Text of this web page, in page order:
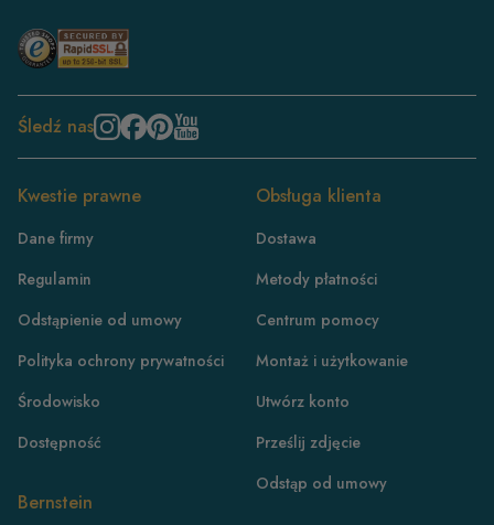
Śledź nas
Kwestie prawne
Dane firmy
Regulamin
Odstąpienie od umowy
Polityka ochrony prywatności
Środowisko
Dostępność
Bernstein
Obsługa klienta
Dostawa
Metody płatności
Centrum pomocy
Montaż i użytkowanie
Utwórz konto
Prześlij zdjęcie
Odstąp od umowy